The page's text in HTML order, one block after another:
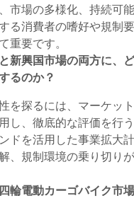
市場の多様化、持続可
る消費者の嗜好や規制
重要です。
新興国市場の両方に、
るのか？
を探るには、マーケッ
し、徹底的な評価を行う
ドを活用した事業拡大
、規制環境の乗り切り
輪電動カーゴバイク市